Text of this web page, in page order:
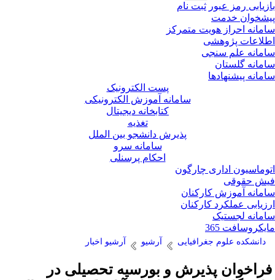
رمز عبور ثبت نام
خدمت
احراز هویت متمرکز
پژوهشی
علم سنجی
گلستان
پیشنهادها
پست الکترونیک
سامانه آموزش الکترونیکی
کتابخانه دیجیتال
تغذیه
پذیرش دانشجو بین الملل
سامانه سرو
احکام پرسنلی
اداری چارگون
حقوقی
آموزش کارکنان
عملکرد کارکنان
لجستیک
365
دانشکده علوم جغرافیایی آرشیو آرشیو اخبار
پذیرش و بورسیه تحصیلی در